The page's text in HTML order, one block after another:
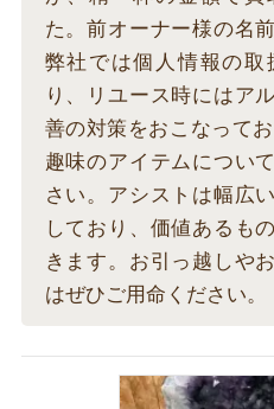
た。前オーナー様の名
弊社では個人情報の取
り、リユース時にはア
善の対策をおこなって
趣味のアイテムについ
さい。アシストは幅広
しており、価値あるも
きます。お引っ越しや
はぜひご用命ください。